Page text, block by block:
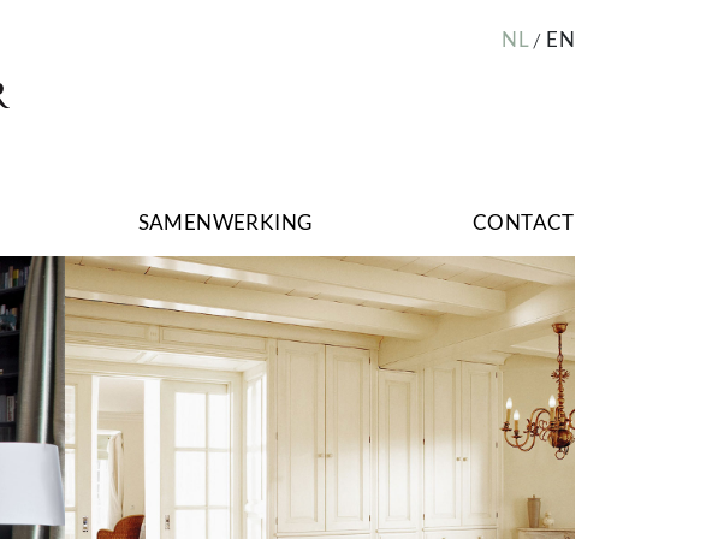
SAMENWERKING CONTACT
NL EN
Image